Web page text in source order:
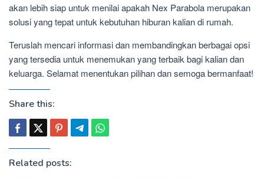
akan lebih siap untuk menilai apakah Nex Parabola merupakan
solusi yang tepat untuk kebutuhan hiburan kalian di rumah.
Teruslah mencari informasi dan membandingkan berbagai opsi
yang tersedia untuk menemukan yang terbaik bagi kalian dan
keluarga. Selamat menentukan pilihan dan semoga bermanfaat!
Share this:
Related posts: